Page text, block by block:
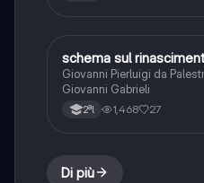
Musica
schema sul
Giovanni Pierluigi da Palestrina Luca
Giovanni Gabrieli
2ªl 1,468 27
Di più